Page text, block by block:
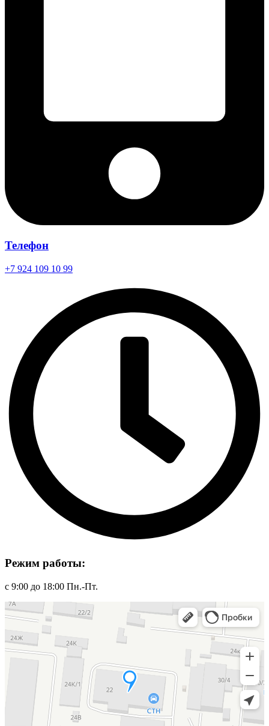
Телефон
+7 924 109 10 99
Режим работы:
с 9:00 до 18:00 Пн.-Пт.